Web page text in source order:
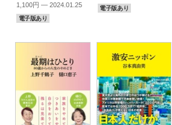
1,100円 — 2024.01.25
電子版あり
電子版あり